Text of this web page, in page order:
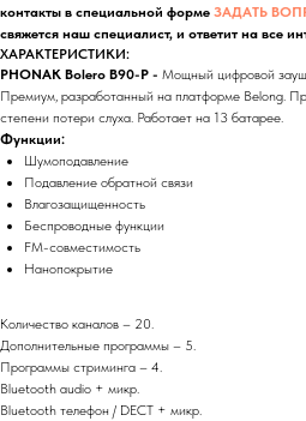
контакты в специальной форме ЗАДАТЬ
свяжется наш специалист, и ответит на все
ХАРАКТЕРИСТИКИ:
PHONAK Bolero B90-P - Мощный цифровой
Премиум, разработанный на платформе Belong.
степени потери слуха. Работает на 13 батарее.
Функции:
Шумоподавление
Подавление обратной связи
Влагозащищенность
Беспроводные функции
FM-совместимость
Нанопокрытие
Количество каналов – 20.
Дополнительные программы – 5.
Программы стриминга – 4.
Bluetooth audio + микр.
Bluetooth телефон / DECT + микр.